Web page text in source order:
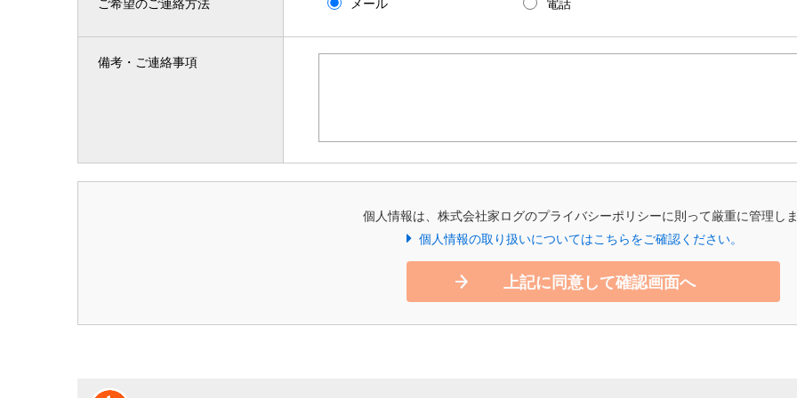
備考・ご連絡事項
個人情報は、株式会社家ログのプライバシーポリシーに則って厳重に管理し
個人情報の取り扱いについてはこちらをご確認ください。
上記に同意して確認画面へ